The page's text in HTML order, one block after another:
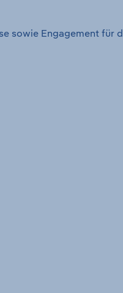
sowie Engagement für